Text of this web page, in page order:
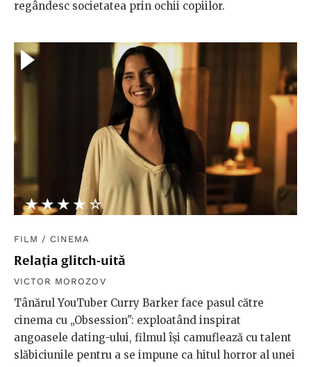
regândesc societatea prin ochii copiilor.
★★★★★
☆☆☆☆☆
FILM / CINEMA
Relația glitch-uită
VICTOR MOROZOV
Tânărul YouTuber Curry Barker face pasul către
cinema cu „Obsession": exploatând inspirat
angoasele dating-ului, filmul își camuflează cu talent
slăbiciunile pentru a se impune ca hitul horror al unei